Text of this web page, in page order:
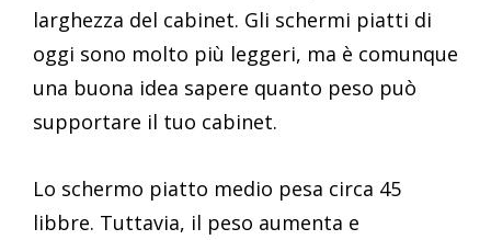
larghezza del cabinet. Gli schermi piatti di
oggi sono molto più leggeri, ma è comunque
una buona idea sapere quanto peso può
supportare il tuo cabinet.
Lo schermo piatto medio pesa circa 45
libbre. Tuttavia, il peso aumenta e